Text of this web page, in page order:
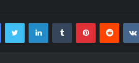
FacebookTwitter LinkedInTumblr PinterestReddit